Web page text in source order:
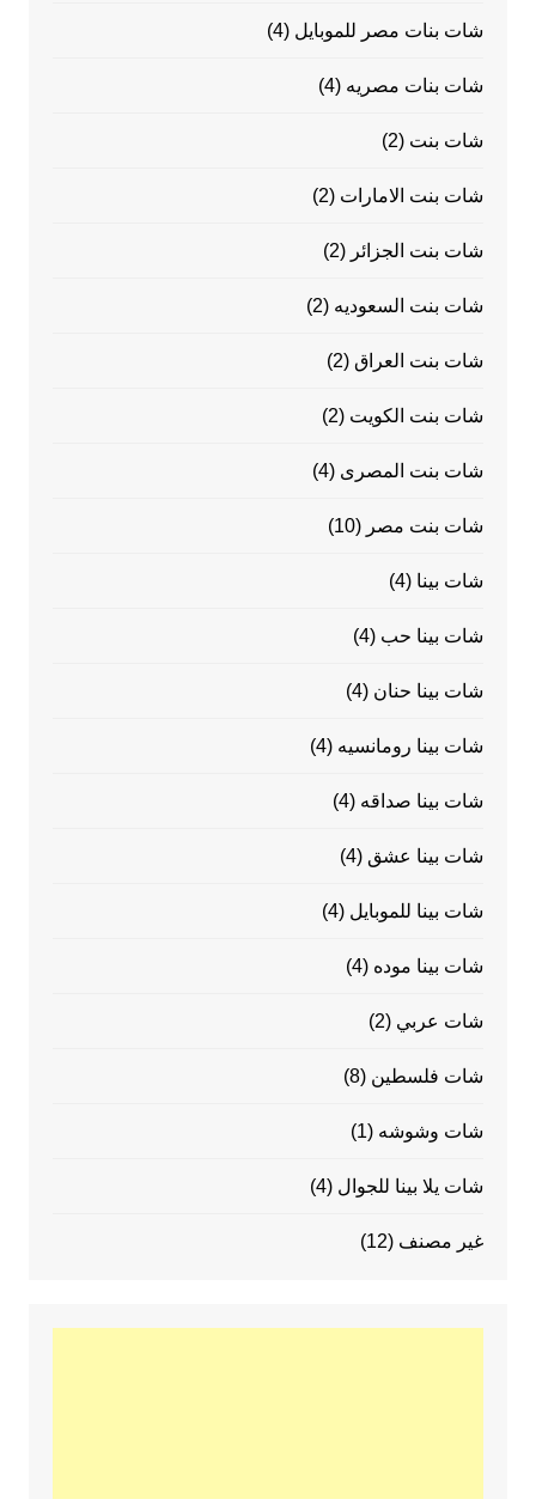
شات بنات مصر للموبايل (4)
شات بنات مصريه (4)
شات بنت (2)
شات بنت الامارات (2)
شات بنت الجزائر (2)
شات بنت السعوديه (2)
شات بنت العراق (2)
شات بنت الكويت (2)
شات بنت المصرى (4)
شات بنت مصر (10)
شات بينا (4)
شات بينا حب (4)
شات بينا حنان (4)
شات بينا رومانسيه (4)
شات بينا صداقه (4)
شات بينا عشق (4)
شات بينا للموبايل (4)
شات بينا موده (4)
شات عربي (2)
شات فلسطين (8)
شات وشوشه (1)
شات يلا بينا للجوال (4)
غير مصنف (12)